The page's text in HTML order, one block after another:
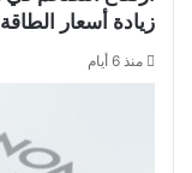
زيادة أسعار الطاقة
منذ 6 أيام